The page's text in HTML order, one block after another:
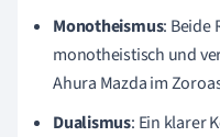
Monotheismus: Beide
monotheistisch und
Ahura Mazda im
Dualismus: Ein klarer